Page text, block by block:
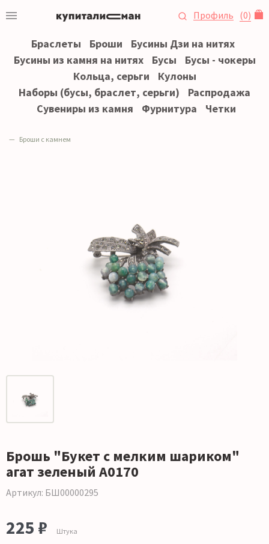
Профиль (0)
Браслеты Броши
Бусины Дзи на нитях
Бусины из камня на нитях
Бусы
Бусы - чокеры
Кольца, серьги
Кулоны
Наборы (бусы, браслет, серьги)
Распродажа
Сувениры из камня
Фурнитура Четки
Броши с камнем
Брошь "Букет с мелким шариком"
агат зеленый А0170
Артикул: БШ00000295
225 ₽ Штука